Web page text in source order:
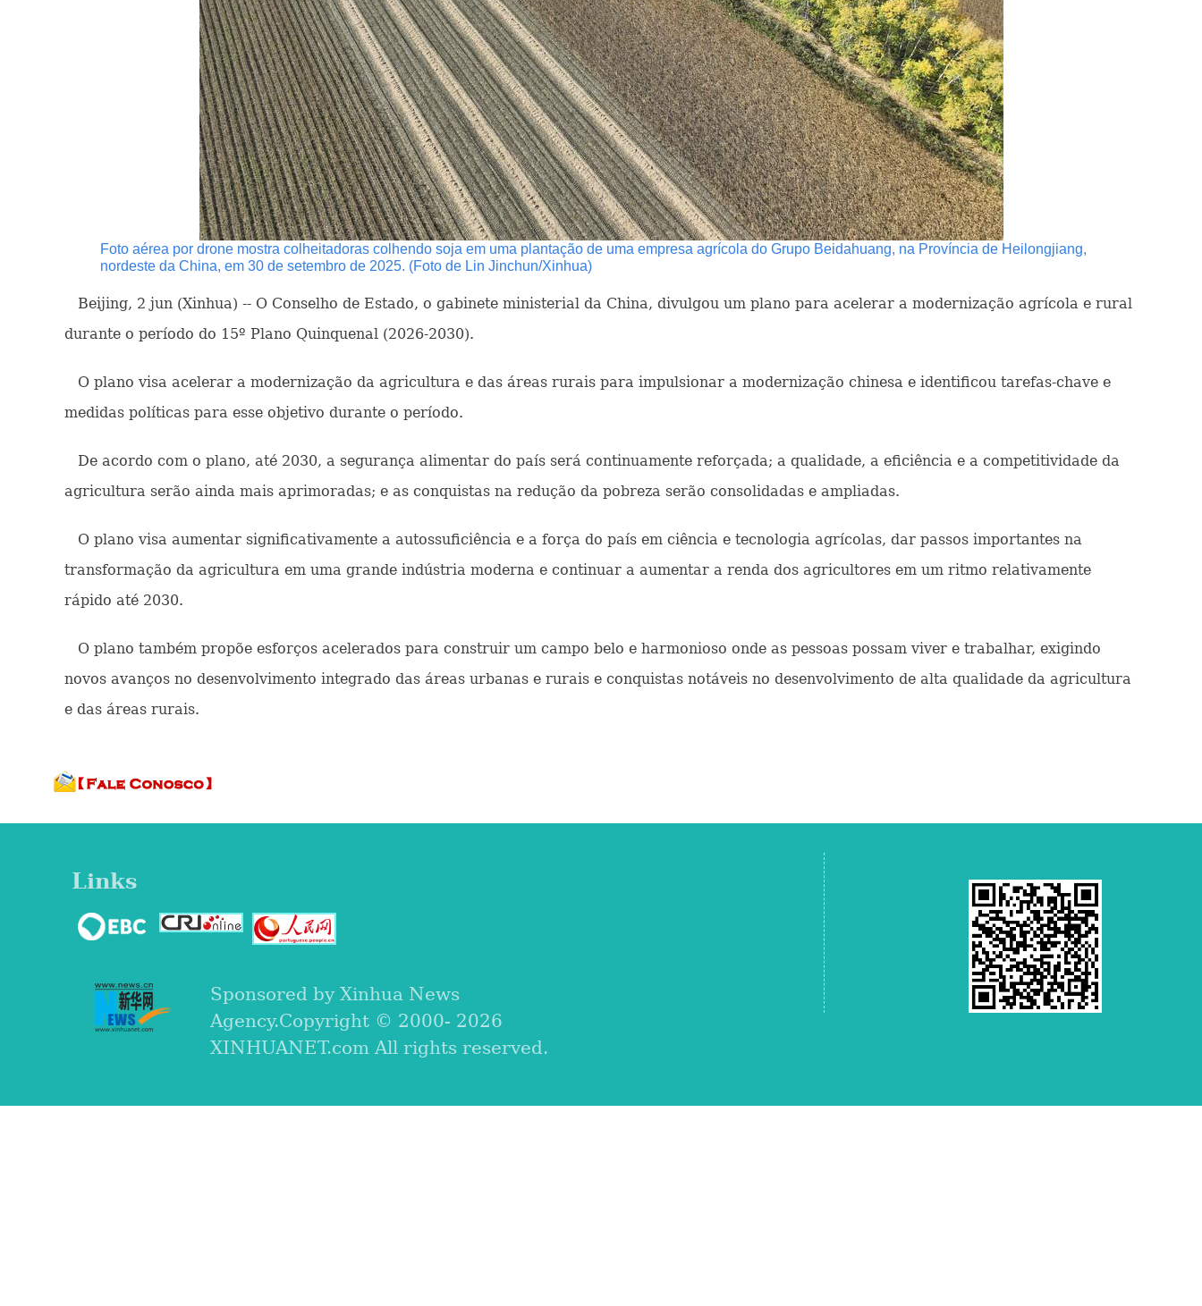
Foto aérea por drone mostra colheitadoras colhendo soja em uma plantação de uma empresa agrícola do Grupo Beidahuang, na Província de Heilongjiang,
nordeste da China, em 30 de setembro de 2025. (Foto de Lin Jinchun/Xinhua)
Beijing, 2 jun (Xinhua) -- O Conselho de Estado, o gabinete ministerial da China, divulgou um plano para acelerar a modernização agrícola e rural
durante o período do 15º Plano Quinquenal (2026-2030).
O plano visa acelerar a modernização da agricultura e das áreas rurais para impulsionar a modernização chinesa e identificou tarefas-chave e
medidas políticas para esse objetivo durante o período.
De acordo com o plano, até 2030, a segurança alimentar do país será continuamente reforçada; a qualidade, a eficiência e a competitividade da
agricultura serão ainda mais aprimoradas; e as conquistas na redução da pobreza serão consolidadas e ampliadas.
O plano visa aumentar significativamente a autossuficiência e a força do país em ciência e tecnologia agrícolas, dar passos importantes na
transformação da agricultura em uma grande indústria moderna e continuar a aumentar a renda dos agricultores em um ritmo relativamente
rápido até 2030.
O plano também propõe esforços acelerados para construir um campo belo e harmonioso onde as pessoas possam viver e trabalhar, exigindo
novos avanços no desenvolvimento integrado das áreas urbanas e rurais e conquistas notáveis no desenvolvimento de alta qualidade da agricultura
e das áreas rurais.
Links
Sponsored by Xinhua News
Agency.Copyright © 2000- 2026
XINHUANET.com All rights reserved.